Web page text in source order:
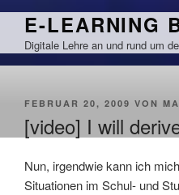
Zum
springen
E-LEARNING
Digitale Lehre an und rund um
VERÖFFENTLICHT
FEBRUAR 20, 2009 VON
[video] I will
Nun, irgendwie kann ich
Situationen im Schul- und